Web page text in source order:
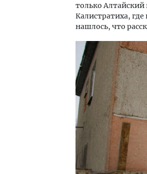
только Алтайский
Калистратиха,
нашлось, что
Архитектурный код